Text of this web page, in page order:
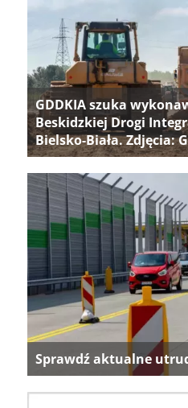
GDDKIA szuka
Beskidzkiej Drogi
Bielsko-Biała. Zdjęcia:
Sprawdź aktualne